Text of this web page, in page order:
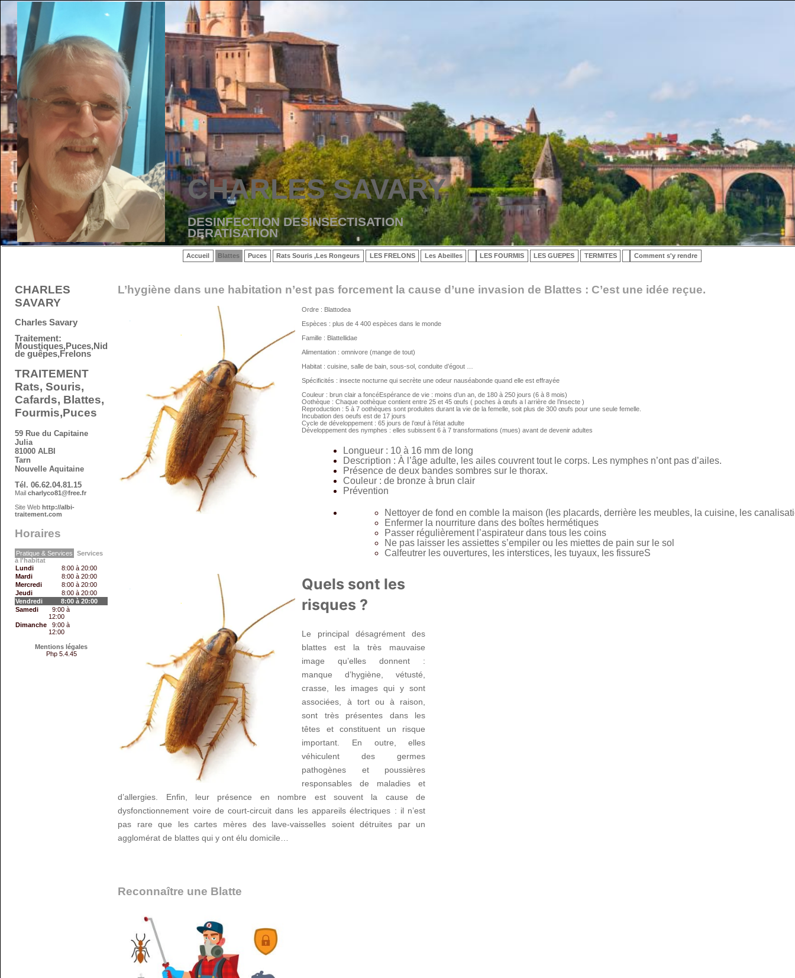
CHARLES SAVARY
DESINFECTION DESINSECTISATION
DERATISATION
Accueil Blattes Puces Rats Souris ,Les Rongeurs LES FRELONS Les Abeilles LES FOURMIS LES GUEPES TERMITES Comment s'y rendre
CHARLES
SAVARY
Charles Savary
Traitement:
Moustiques,Puces,Nid
de guêpes,Frelons
TRAITEMENT
Rats, Souris,
Cafards, Blattes,
Fourmis,Puces
59 Rue du Capitaine
Julia
81000 ALBI
Tarn
Nouvelle Aquitaine
Tél. 06.62.04.81.15
Mail charlyco81@free.fr
Site Web http://albi-
traitement.com
Horaires
Pratique & Services
Services
à l'habitat
Lundi
8:00 à 20:00
Mardi
8:00 à 20:00
Mercredi
8:00 à 20:00
Jeudi
8:00 à 20:00
Vendredi
8:00 à 20:00
Samedi
9:00 à
12:00
Dimanche
9:00 à
12:00
Mentions légales
Php 5.4.45
L’hygiène dans une habitation n’est pas forcement la cause d’une invasion de Blattes : C’est une idée reçue.
Ordre : Blattodea
Espèces : plus de 4 400 espèces dans le monde
Famille : Blattellidae
Alimentation : omnivore (mange de tout)
Habitat : cuisine, salle de bain, sous-sol, conduite d’égout …
Spécificités : insecte nocturne qui secrète une odeur nauséabonde quand elle est effrayée
Couleur : brun clair a foncéEspérance de vie : moins d’un an, de 180 à 250 jours (6 à 8 mois)
Oothèque : Chaque oothèque contient entre 25 et 45 œufs ( poches à œufs a l arrière de l’insecte )
Reproduction : 5 à 7 oothèques sont produites durant la vie de la femelle, soit plus de 300 œufs pour une seule femelle.
Incubation des oeufs est de 17 jours
Cycle de développement : 65 jours de l’œuf à l’état adulte
Développement des nymphes : elles subissent 6 à 7 transformations (mues) avant de devenir adultes
Longueur : 10 à 16 mm de long
Description : À l’âge adulte, les ailes couvrent tout le corps. Les nymphes n’ont pas d’ailes.
Présence de deux bandes sombres sur le thorax.
Couleur : de bronze à brun clair
Prévention
Nettoyer de fond en comble la maison (les placards, derrière les meubles, la cuisine, les
Enfermer la nourriture dans des boîtes hermétiques
Passer régulièrement l’aspirateur dans tous les coins
Ne pas laisser les assiettes s’empiler ou les miettes de pain sur le sol
Calfeutrer les ouvertures, les interstices, les tuyaux, les fissureS
Quels sont les
risques ?
Le principal désagrément des
blattes est la très mauvaise
image qu’elles donnent :
manque d’hygiène, vétusté,
crasse, les images qui y sont
associées, à tort ou à raison,
sont très présentes dans les
têtes et constituent un risque
important. En outre, elles
véhiculent des germes
pathogènes et poussières
responsables de maladies et
d’allergies. Enfin, leur présence en nombre est souvent la cause de
dysfonctionnement voire de court-circuit dans les appareils électriques : il n’est
pas rare que les cartes mères des lave-vaisselles soient détruites par un
agglomérat de blattes qui y ont élu domicile…
Reconnaître une Blatte